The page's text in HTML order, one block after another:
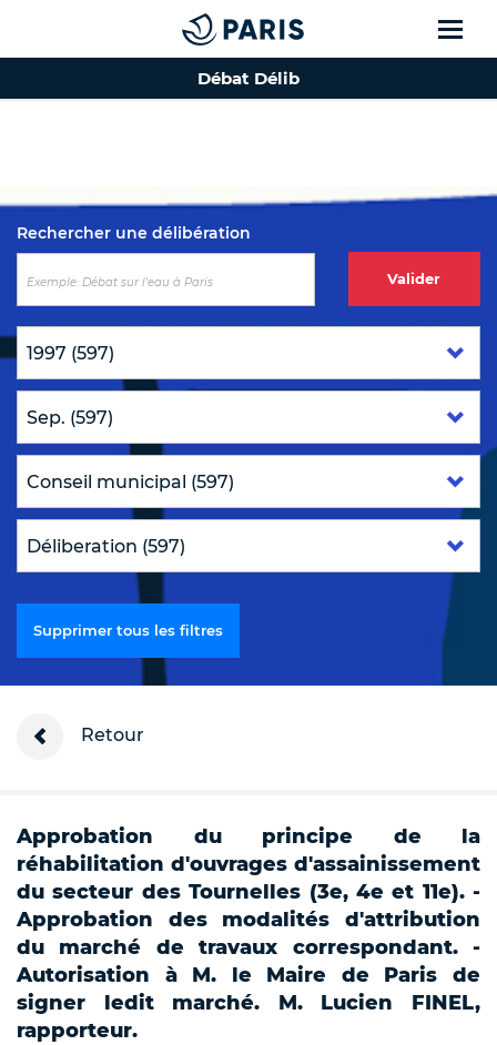
Top of the page
Débat Délib
Rechercher une délibération
Valider
Supprimer tous les filtres
Retour
Approbation du principe de la
réhabilitation d'ouvrages d'assainissement
du secteur des Tournelles (3e, 4e et 11e). -
Approbation des modalités d'attribution
du marché de travaux correspondant. -
Autorisation à M. le Maire de Paris de
signer ledit marché. M. Lucien FINEL,
rapporteur.